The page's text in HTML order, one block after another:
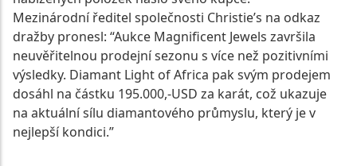
Mezinárodní ředitel společnosti Christie’s na odkaz
dražby pronesl: “Aukce Magnificent Jewels završila
neuvěřitelnou prodejní sezonu s více než pozitivními
výsledky. Diamant Light of Africa pak svým prodejem
dosáhl na částku 195.000,-USD za karát, což ukazuje
na aktuální sílu diamantového průmyslu, který je v
nejlepší kondici.”